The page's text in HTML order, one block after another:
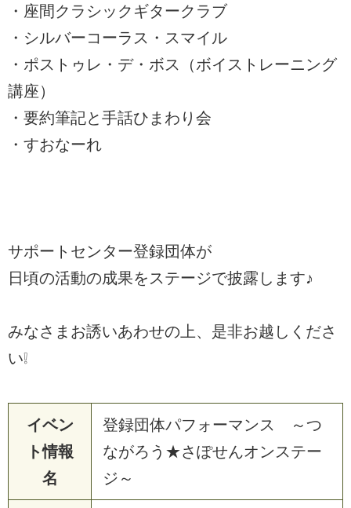
・座間クラシックギタークラブ
・シルバーコーラス・スマイル
・ポストゥレ・デ・ボス（ボイストレーニング
講座）
・要約筆記と手話ひまわり会
・すおなーれ
サポートセンター登録団体が
日頃の活動の成果をステージで披露します♪
みなさまお誘いあわせの上、是非お越しくださ
い❕
イベン
ト情報
名
登録団体パフォーマンス ～つ
ながろう★さぽせんオンステー
ジ～